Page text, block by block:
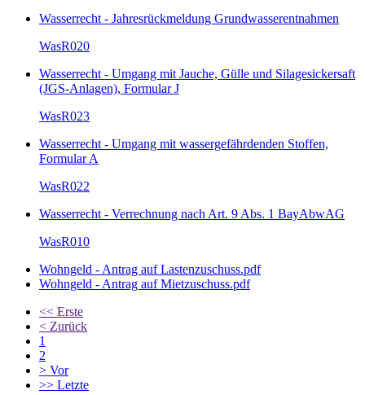
Wasserrecht - Jahresrückmeldung Grundwasserentnahmen
WasR020
Wasserrecht - Umgang mit Jauche, Gülle und Silagesickersaft
(JGS-Anlagen), Formular J
WasR023
Wasserrecht - Umgang mit wassergefährdenden Stoffen,
Formular A
WasR022
Wasserrecht - Verrechnung nach Art. 9 Abs. 1 BayAbwAG
WasR010
Wohngeld - Antrag auf Lastenzuschuss.pdf
Wohngeld - Antrag auf Mietzuschuss.pdf
<< Erste
< Zurück
1
2
> Vor
>> Letzte